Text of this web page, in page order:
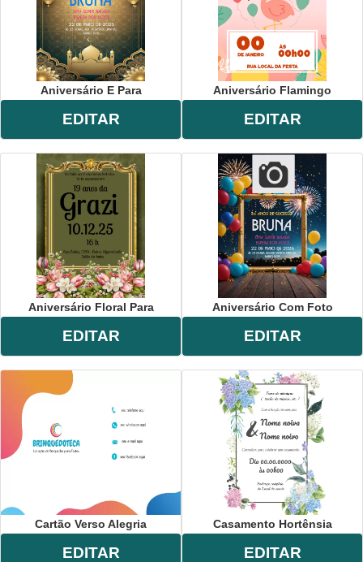
Aniversário E Para
EDITAR
Aniversário Flamingo
EDITAR
Aniversário Floral Para
EDITAR
Aniversário Com Foto
EDITAR
Cartão Verso Alegria
EDITAR
Casamento Hortênsia
EDITAR